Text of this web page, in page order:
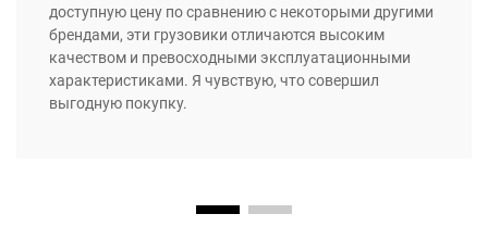
доступную цену по сравнению с некоторыми другими
брендами, эти грузовики отличаются высоким
качеством и превосходными эксплуатационными
характеристиками. Я чувствую, что совершил
выгодную покупку.